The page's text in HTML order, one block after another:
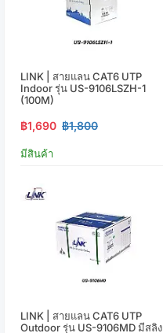
LINK | สายแลน CAT6 UTP
Indoor รุ่น US-9106LSZH-1
(100M)
฿1,690 ฿1,800
มีสินค้า
LINK | สายแลน CAT6 UTP
Outdoor รุ่น US-9106MD มีสลิง